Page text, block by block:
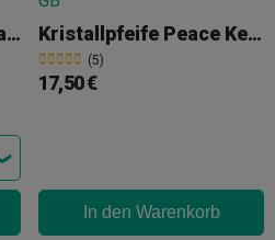
Black Leaf 13cm Kristallbong Kristallpfeife Peace Keeper Gun 23cm
(5)
17,50 €
In den Warenkorb